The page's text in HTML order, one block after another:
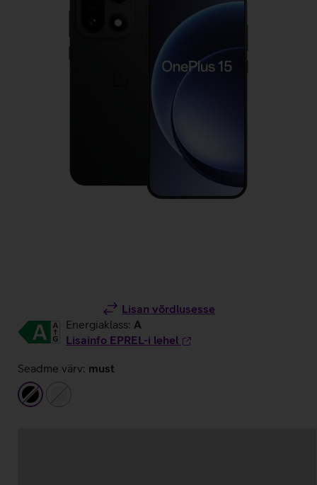
Lisan võrdlusesse
Energiaklass: A
Lisainfo EPREL-i lehel
Seadme värv: must
must
beež